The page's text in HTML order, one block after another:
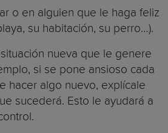
o en alguien que le haga feliz
su habitación, su perro…).
nueva que le genere
si se pone ansioso cada
hacer algo nuevo, explícale
sucederá. Esto le ayudará a